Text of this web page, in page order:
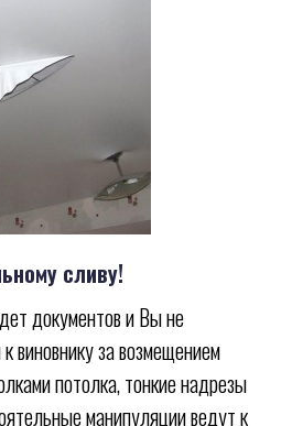
сливу!
документов и Вы не
виновнику за возмещением
потолка, тонкие надрезы
манипуляции ведут к